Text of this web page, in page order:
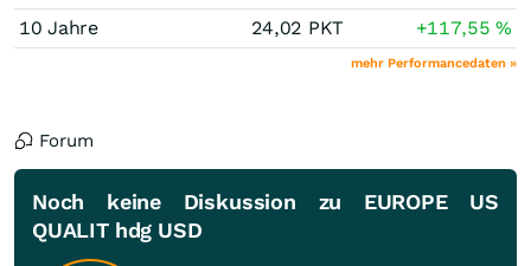
10 Jahre
24,02 PKT +117,55%
mehr Performancedaten »
Forum
Noch keine Diskussion zu EUROPE US
QUALIT hdg USD